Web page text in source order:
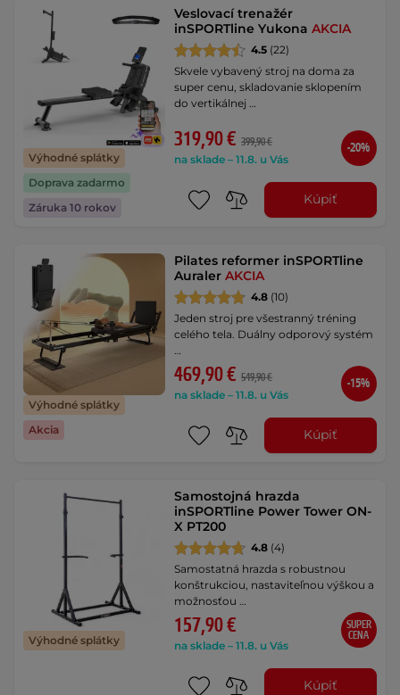
Výhodné splátky
Doprava zadarmo
Záruka 10 rokov
Veslovací trenažér
inSPORTline YukonaAKCIA
4.5 (22)
Skvele vybavený stroj na doma za
super cenu, skladovanie sklopením
do vertikálnej …
319,90 € 399,90 €
na sklade – 11.8. u Vás
-20%
Kúpiť
Výhodné splátky
Akcia
Pilates reformer inSPORTline
AuralerAKCIA
4.8 (10)
Jeden stroj pre všestranný tréning
celého tela. Duálny odporový systém
469,90 € 549,90 €
na sklade – 11.8. u Vás
-15%
Kúpiť
Výhodné splátky
Samostojná hrazda
inSPORTline Power Tower ON-
X PT200
4.8 (4)
Samostatná hrazda s robustnou
konštrukciou, nastaviteľnou výškou a
možnosťou …
157,90 €
na sklade – 11.8. u Vás
SUPER
CENA
Kúpiť